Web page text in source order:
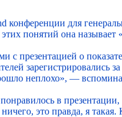
конференции для
понятий она называет
с презентацией о
зарегистрировались
неплохо», —
в презентации,
это правда, я такая.